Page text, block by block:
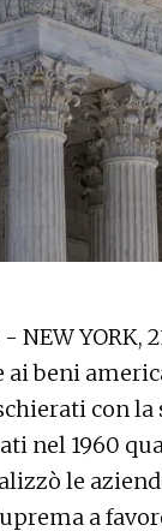
- NEW YORK,
beni
con la
nel 1960
le
a